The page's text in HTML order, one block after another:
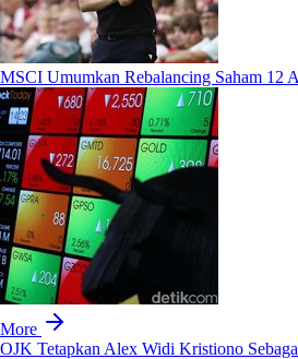
MSCI Umumkan Rebalancing Saham 12
More
OJK Tetapkan Alex Widi Kristiono